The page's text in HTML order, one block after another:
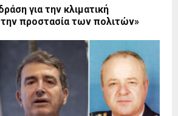
για την κλιματική
προστασία των πολιτών»